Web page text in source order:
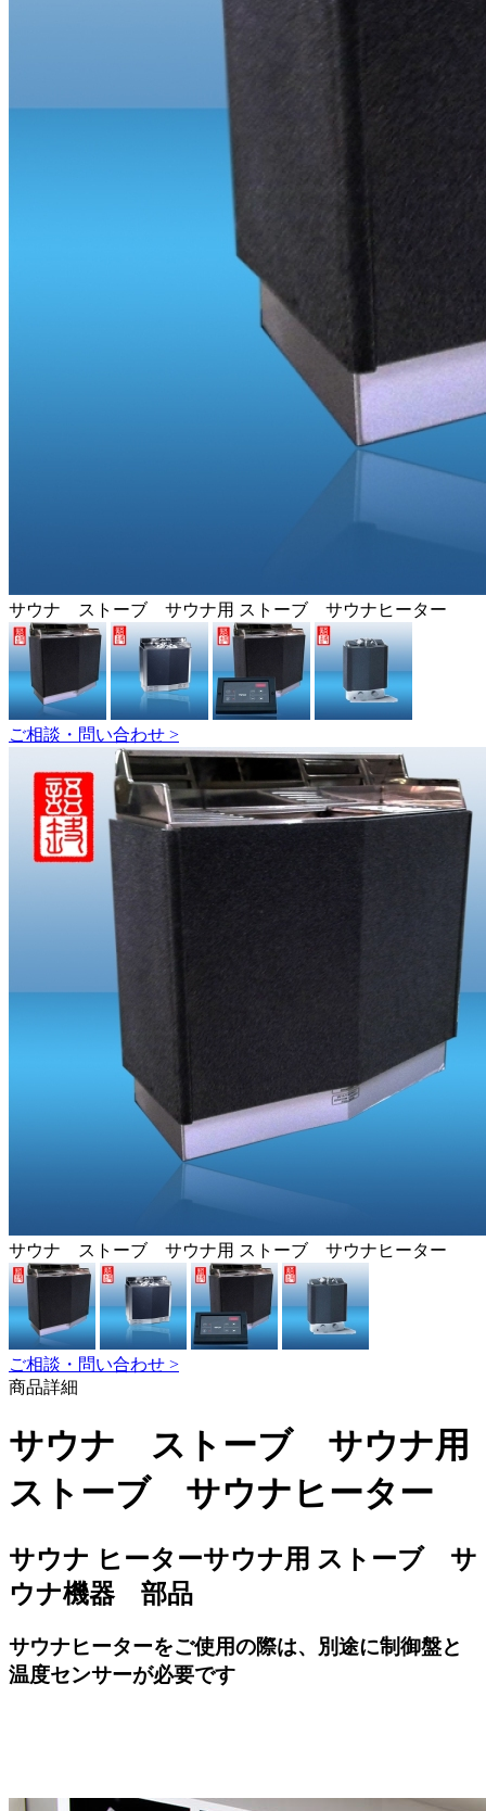
サウナ ストーブ サウナ用 ストーブ サウナヒーター
ご相談・問い合わせ >
サウナ ストーブ サウナ用 ストーブ サウナヒーター
ご相談・問い合わせ >
商品詳細
サウナ ストーブ サウナ用
ストーブ サウナヒーター
サウナ ヒーターサウナ用 ストーブ サ
ウナ機器 部品
サウナヒーターをご使用の際は、別途に制御盤と
温度センサーが必要です